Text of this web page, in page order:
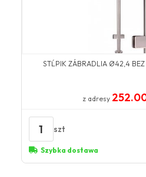
STĹPIK ZÁBRADLIA Ø42,4 BEZ
z adresy
1 szt
Szybka dostawa